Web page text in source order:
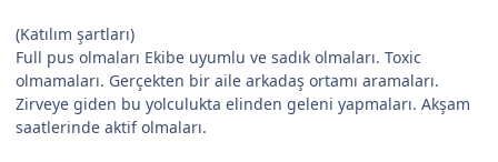
(Katılım şartları)
Full pus olmaları Ekibe uyumlu ve sadık olmaları. Toxic
olmamaları. Gerçekten bir aile arkadaş ortamı aramaları.
Zirveye giden bu yolculukta elinden geleni yapmaları. Akşam
saatlerinde aktif olmaları.